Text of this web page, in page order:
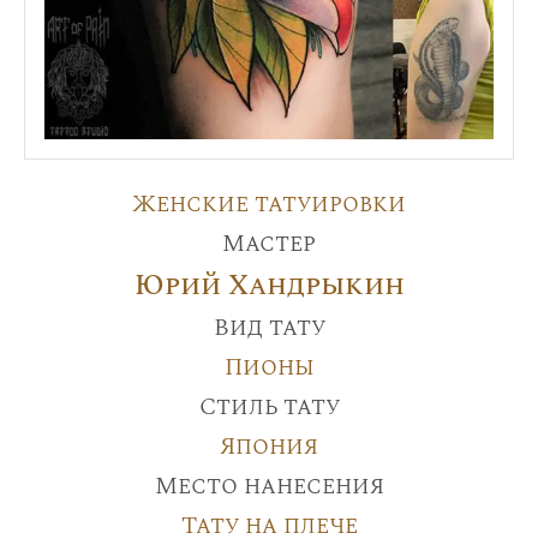
Женские татуировки
Мастер
Юрий Хандрыкин
Вид тату
Пионы
Стиль тату
Япония
Место нанесения
Тату на плече